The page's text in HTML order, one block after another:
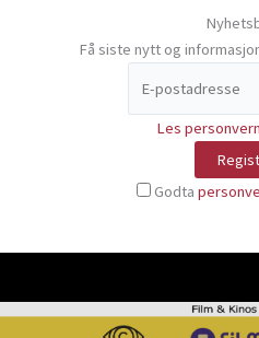
Få siste nytt og
Les
Godta